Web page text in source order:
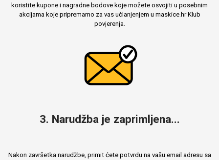
koristite kupone i nagradne bodove koje možete osvojiti u posebnim
akcijama koje pripremamo za vas učlanjenjem u maskice.hr Klub
povjerenja.
3. Narudžba je zaprimljena...
Nakon završetka narudžbe, primit ćete potvrdu na vašu email adresu sa